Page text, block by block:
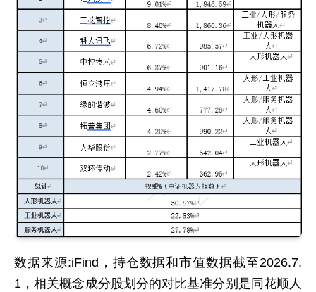
数据来源:iFind，持仓数据和市值数据截至2026.7.
1，相关概念成分股划分的对比基准分别是同花顺人